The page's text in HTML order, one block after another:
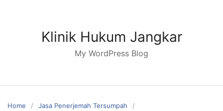
Klinik Hukum Jangkar
My WordPress Blog
Home
Jasa Penerjemah Tersumpah